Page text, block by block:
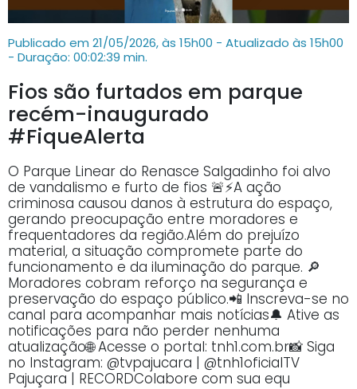
Publicado em 21/05/2026, às 15h00 - Atualizado às 15h00
- Duração: 00:02:39 min.
Fios são furtados em parque
recém-inaugurado
#FiqueAlerta
O Parque Linear do Renasce Salgadinho foi alvo
de vandalismo e furto de fios 🚨⚡A ação
criminosa causou danos à estrutura do espaço,
gerando preocupação entre moradores e
frequentadores da região.Além do prejuízo
material, a situação compromete parte do
funcionamento e da iluminação do parque. 🔎
Moradores cobram reforço na segurança e
preservação do espaço público.📲 Inscreva-se no
canal para acompanhar mais notícias🔔 Ative as
notificações para não perder nenhuma
atualização🌐 Acesse o portal: tnh1.com.br📸 Siga
no Instagram: @tvpajucara | @tnh1oficialTV
Pajuçara | RECORDColabore com sua equ